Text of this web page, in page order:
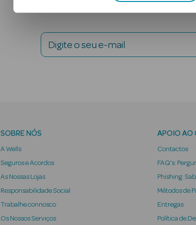
Digite o seu e-mail
SOBRE NÓS
A Wells
Seguros e Acordos
As Nossas Lojas
Responsabilidade Social
Trabalhe connosco
Os Nossos Serviços
APOIO AO
Contactos
FAQ's:
Phishing:
Métodos de
Entregas
Política de